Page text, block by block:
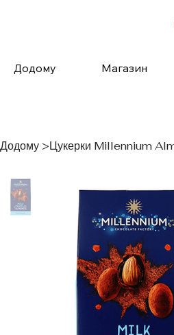
Додому Магазин
Додому >Цукерки Millennium